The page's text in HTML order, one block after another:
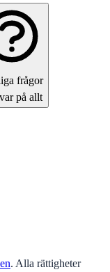
frågor
på allt
. Alla rättigheter